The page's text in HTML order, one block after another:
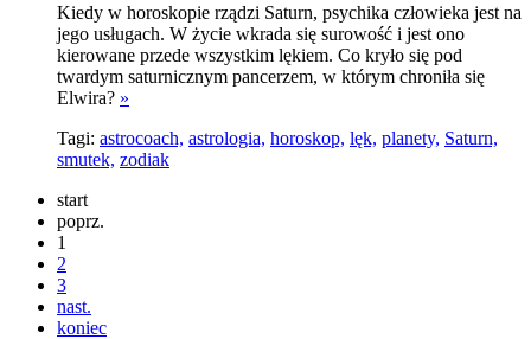
Kiedy w horoskopie rządzi Saturn, psychika człowieka jest na
jego usługach. W życie wkrada się surowość i jest ono
kierowane przede wszystkim lękiem. Co kryło się pod
twardym saturnicznym pancerzem, w którym chroniła się
Elwira? »
Tagi: astrocoach, astrologia, horoskop, lęk, planety, Saturn,
smutek, zodiak
start
poprz.
1
2
3
nast.
koniec